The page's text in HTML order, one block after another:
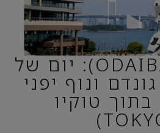
אודאיבה (ODAIBA): יום של
ונוף יפני
בתוך טוקיו